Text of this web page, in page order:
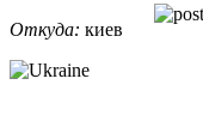
Откуда: киев